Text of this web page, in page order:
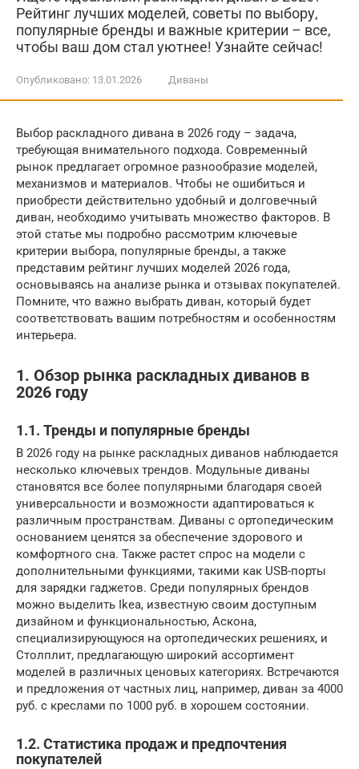
Рейтинг лучших моделей, советы по выбору,
популярные бренды и важные критерии – все,
чтобы ваш дом стал уютнее! Узнайте сейчас!
Опубликовано: 13.01.2026 Диваны
Выбор раскладного дивана в 2026 году – задача,
требующая внимательного подхода. Современный
рынок предлагает огромное разнообразие моделей,
механизмов и материалов. Чтобы не ошибиться и
приобрести действительно удобный и долговечный
диван, необходимо учитывать множество факторов. В
этой статье мы подробно рассмотрим ключевые
критерии выбора, популярные бренды, а также
представим рейтинг лучших моделей 2026 года,
основываясь на анализе рынка и отзывах покупателей.
Помните, что важно выбрать диван, который будет
соответствовать вашим потребностям и особенностям
интерьера.
1. Обзор рынка раскладных диванов в
2026 году
1.1. Тренды и популярные бренды
В 2026 году на рынке раскладных диванов наблюдается
несколько ключевых трендов. Модульные диваны
становятся все более популярными благодаря своей
универсальности и возможности адаптироваться к
различным пространствам. Диваны с ортопедическим
основанием ценятся за обеспечение здорового и
комфортного сна. Также растет спрос на модели с
дополнительными функциями, такими как USB-порты
для зарядки гаджетов. Среди популярных брендов
можно выделить Ikea, известную своим доступным
дизайном и функциональностью, Аскона,
специализирующуюся на ортопедических решениях, и
Столплит, предлагающую широкий ассортимент
моделей в различных ценовых категориях. Встречаются
и предложения от частных лиц, например, диван за 4000
руб. с креслами по 1000 руб. в хорошем состоянии.
1.2. Статистика продаж и предпочтения
покупателей